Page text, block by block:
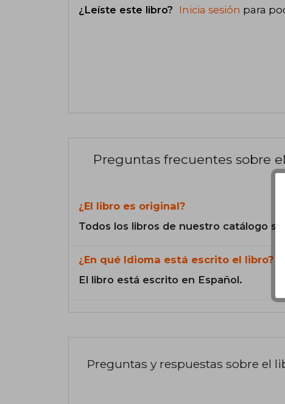
¿Leíste este libro? Inicia sesión para
Preguntas frecuentes sobre
¿El libro es original?
Todos los libros de nuestro catálogo
¿En qué Idioma está escrito el libro?
El libro está escrito en Español.
Preguntas y respuestas sobre el